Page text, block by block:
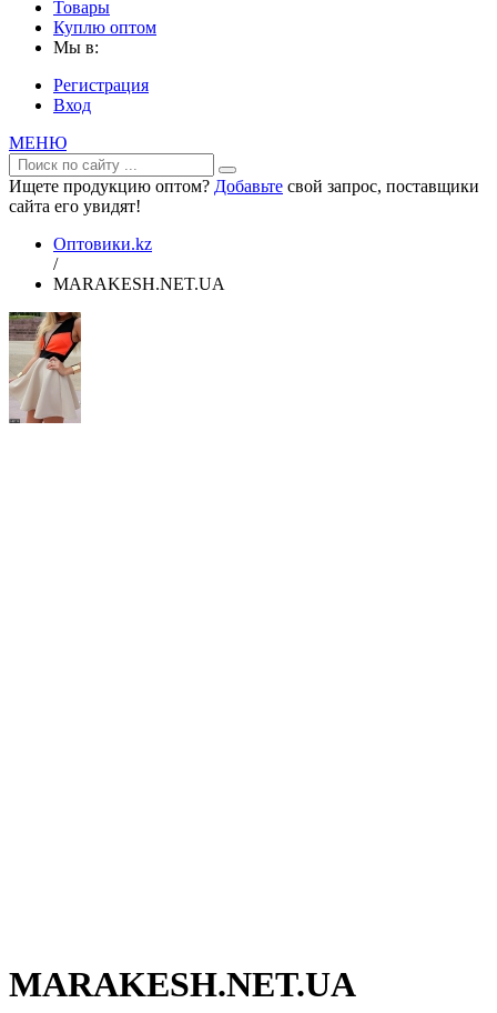
Товары
Куплю оптом
Мы в:
Регистрация
Вход
МЕНЮ
Ищете продукцию оптом? Добавьте свой запрос, поставщики
сайта его увидят!
Оптовики.kz
/
MARAKESH.NET.UA
MARAKESH.NET.UA